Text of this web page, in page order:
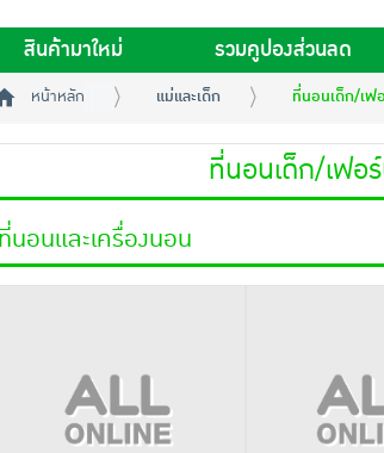
สินค้ามาใหม่ รวมคูปองส่วนลด
หน้าหลัก แม่และเด็ก ที่นอนเด็ก/เฟ
ที่นอนเด็ก/เฟอ
ที่นอนและเครื่องนอน